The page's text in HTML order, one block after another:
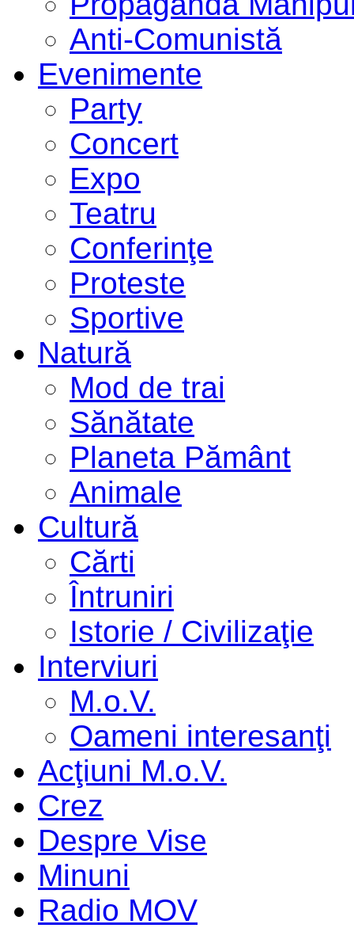
Anti-Comunistă
Evenimente
Party
Concert
Expo
Teatru
Conferinţe
Proteste
Sportive
Natură
Mod de trai
Sănătate
Planeta Pământ
Animale
Cultură
Cărti
Întruniri
Istorie / Civilizaţie
Interviuri
M.o.V.
Oameni interesanţi
Acţiuni M.o.V.
Crez
Despre Vise
Minuni
Radio MOV